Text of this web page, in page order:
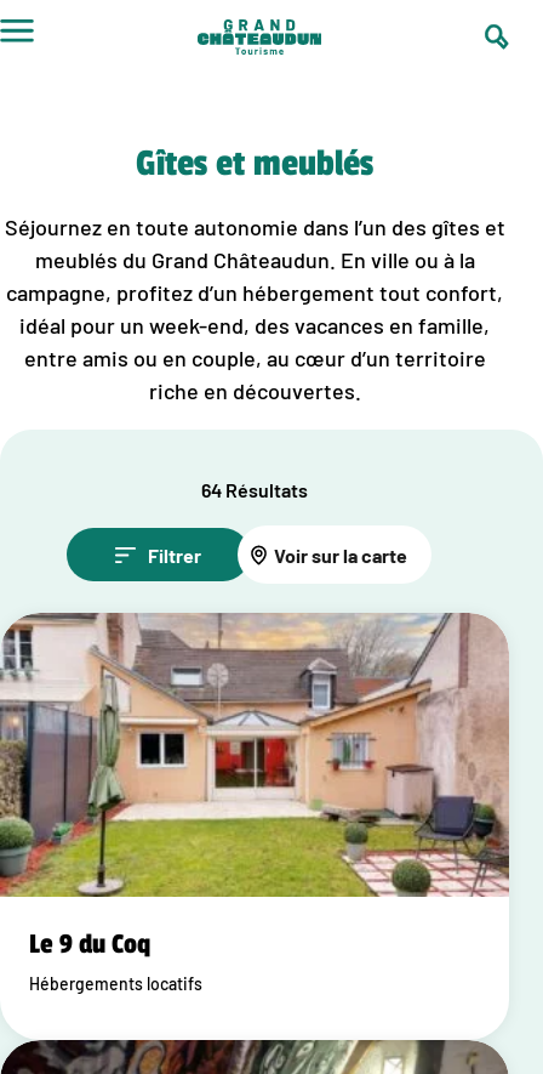
au
Gîtes et meublés
Séjournez en toute autonomie dans l’un des gîtes et
meublés du Grand Châteaudun. En ville ou à la
campagne, profitez d’un hébergement tout confort,
idéal pour un week-end, des vacances en famille,
entre amis ou en couple, au cœur d’un territoire
riche en découvertes.
64 Résultats
Filtrer Voir sur la carte
Le 9 du Coq
Hébergements locatifs